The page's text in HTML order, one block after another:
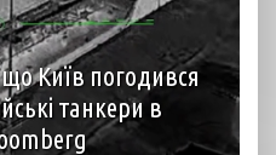
Київ погодився
танкери в